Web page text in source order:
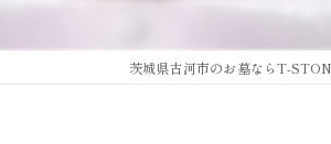
茨城県古河市のお墓ならT-